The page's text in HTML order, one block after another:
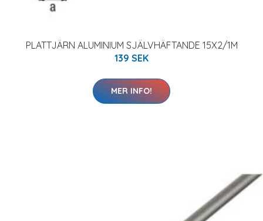
PLATTJÄRN ALUMINIUM SJÄLVHÄFTANDE 15X2/1M
139 SEK
MER INFO!